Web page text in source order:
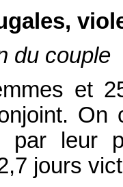
du couple
et
On
par leur
jours